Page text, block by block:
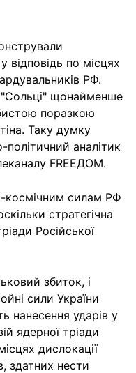
відповідь по місцях
РФ.
щонайменше
поразкою
Таку думку
політичний аналітик
FREEДОМ.
космічним силам РФ
стратегічна
Російської
збиток, і
сили України
нанесення ударів у
ядерної тріади
дислокації
здатних нести